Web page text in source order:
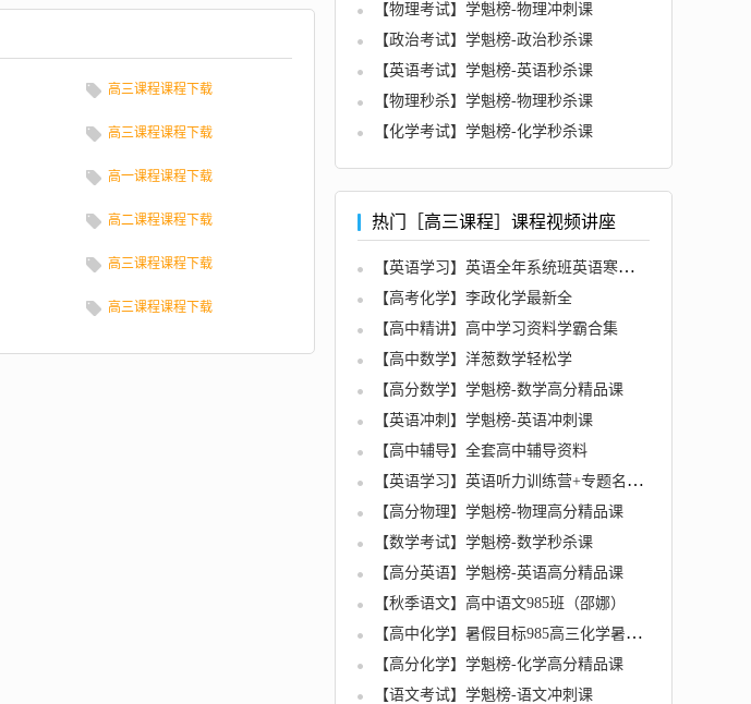
高三课程课程下载
高三课程课程下载
高一课程课程下载
高二课程课程下载
高三课程课程下载
高三课程课程下载
【物理考试】学魁榜-物理冲刺课
【政治考试】学魁榜-政治秒杀课
【英语考试】学魁榜-英语秒杀课
【物理秒杀】学魁榜-物理秒杀课
【化学考试】学魁榜-化学秒杀课
热门［高三课程］课程视频讲座
【英语学习】英语全年系统班英语寒假班名师讲座
【高考化学】李政化学最新全
【高中精讲】高中学习资料学霸合集
【高中数学】洋葱数学轻松学
【高分数学】学魁榜-数学高分精品课
【英语冲刺】学魁榜-英语冲刺课
【高中辅导】全套高中辅导资料
【英语学习】英语听力训练营+专题名师讲座
【高分物理】学魁榜-物理高分精品课
【数学考试】学魁榜-数学秒杀课
【高分英语】学魁榜-英语高分精品课
【秋季语文】高中语文985班（邵娜）
【高中化学】暑假目标985高三化学暑假一轮复习（上）郑慎捷直播班全12讲
【高分化学】学魁榜-化学高分精品课
【语文考试】学魁榜-语文冲刺课